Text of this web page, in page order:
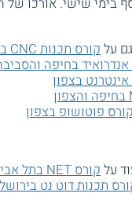
על קורס תכנות CNC בצפון
בחיפה
בצפון
קורס פוטושופ בצפון
עלקורס NET בתל אביב
תכנות דוט נט